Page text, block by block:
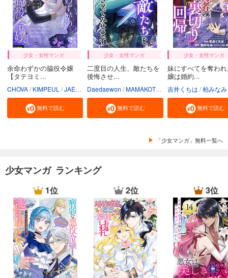
少女・女性マンガ
余命わずかの脇役令嬢
【タテヨミ...
CHOVA KIMPEUL JAEUNHYANG
無料で読む
少女・女性マンガ
二度目の人生、敵たちを
後悔させ...
Daedaewon MAMAKOTO 陽気なおじさん
無料で読む
少女・女性マンガ
妹にすべてを奪わ
嬢は婚約...
吉井くちは 柏みなみ
無料で読む
「少女マンガ」無料一覧へ
少女マンガ ランキング
1位 2位 3位